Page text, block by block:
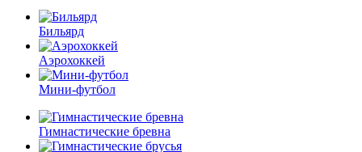
Бильярд
Аэрохоккей
Мини-футбол
Гимнастические бревна